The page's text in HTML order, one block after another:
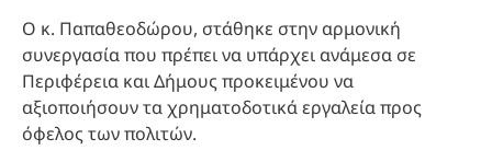
O κ. Παπαθεοδώρου, στάθηκε στην αρμονική
συνεργασία που πρέπει να υπάρχει ανάμεσα σε
Περιφέρεια και Δήμους προκειμένου να
αξιοποιήσουν τα χρηματοδοτικά εργαλεία προς
όφελος των πολιτών.